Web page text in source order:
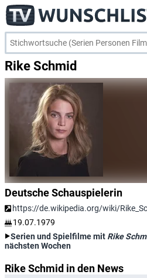
Rike Schmid
Deutsche Schauspielerin
https://de.wikipedia.org/wiki/
19.07.1979
Serien und Spielfilme mit Rike
nächsten Wochen
Rike Schmid in den News